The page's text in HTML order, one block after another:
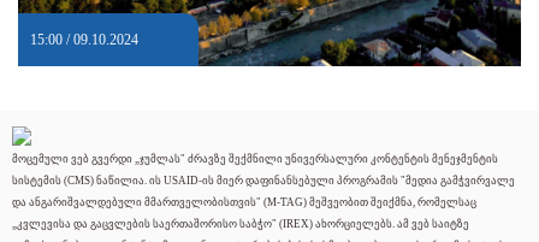
15:00 / 09.10.2024
მოცემული ვებ გვერდი „ჯუმლას" ძრავზე შექმნილი უნივერსალური კონტენტის მენეჯმენტის
სისტემის (CMS) ნაწილია. ის USAID-ის მიერ დაფინანსებული პროგრამის "მედია გამჭვირვალე
და ანგარიშვალდებული მმართველობისთვის" (M-TAG) მეშვეობით შეიქმნა, რომელსაც
„კვლევისა და გაცვლების საერთაშორისო საბჭო" (IREX) ახორციელებს. ამ ვებ საიტზე